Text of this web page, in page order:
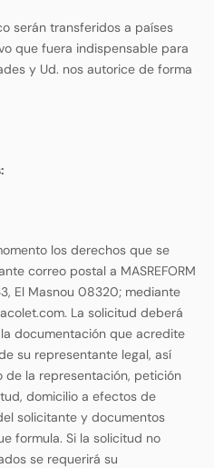
serán transferidos a países
que fuera indispensable para
y Ud. nos autorice de forma
los derechos que se
correo postal a MASREFORM
El Masnou 08320; mediante
. La solicitud deberá
documentación que acredite
su representante legal, así
la representación, petición
domicilio a efectos de
solicitante y documentos
formula. Si la solicitud no
se requerirá su